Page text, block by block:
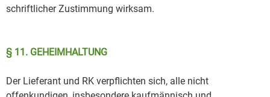
schriftlicher Zustimmung wirksam.
§ 11. GEHEIMHALTUNG
Der Lieferant und RK verpflichten sich, alle nicht